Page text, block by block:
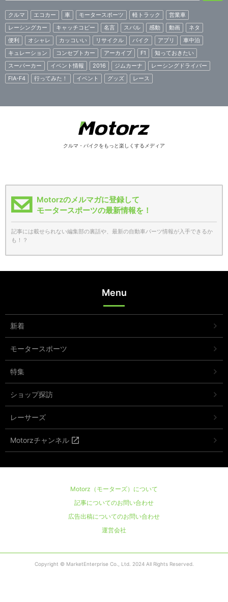
クルマ エコカー 車 モータースポーツ 軽トラック
営業車
レーシングカー
キャッチコピー 名言 スバル 感動 動画
ネタ
便利
オシャレ カッコいい リサイクル バイク アプリ
車中泊
キュレーション
コンセプトカー アーカイブ F1
知っておきたい
スーパーカー
イベント情報 2016 ジムカーナ
レーシングドライバー
FIA-F4
行ってみた！ イベント グッズ レース
クルマ・バイクをもっと楽しくするメディア
Motorzのメルマガに登録して
モータースポーツの最新情報を！
記事には載せられない編集部の裏話や、最新の自動車パーツ情報が入手できるか
も！？
Menu
新着
モータースポーツ
特集
ショップ探訪
レーサーズ
Motorzチャンネル
Motorz（モーターズ）について
記事についてのお問い合わせ
広告出稿についてのお問い合わせ
運営会社
Copyright © MarketEnterprise Co., Ltd. 2024 All Rights Reserved.